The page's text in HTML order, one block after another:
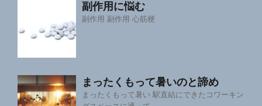
副作用に悩む
副作用 副作用 心筋梗
まったくもって暑いのと諦め
まったくもって暑い 駅直結にできたコワーキン